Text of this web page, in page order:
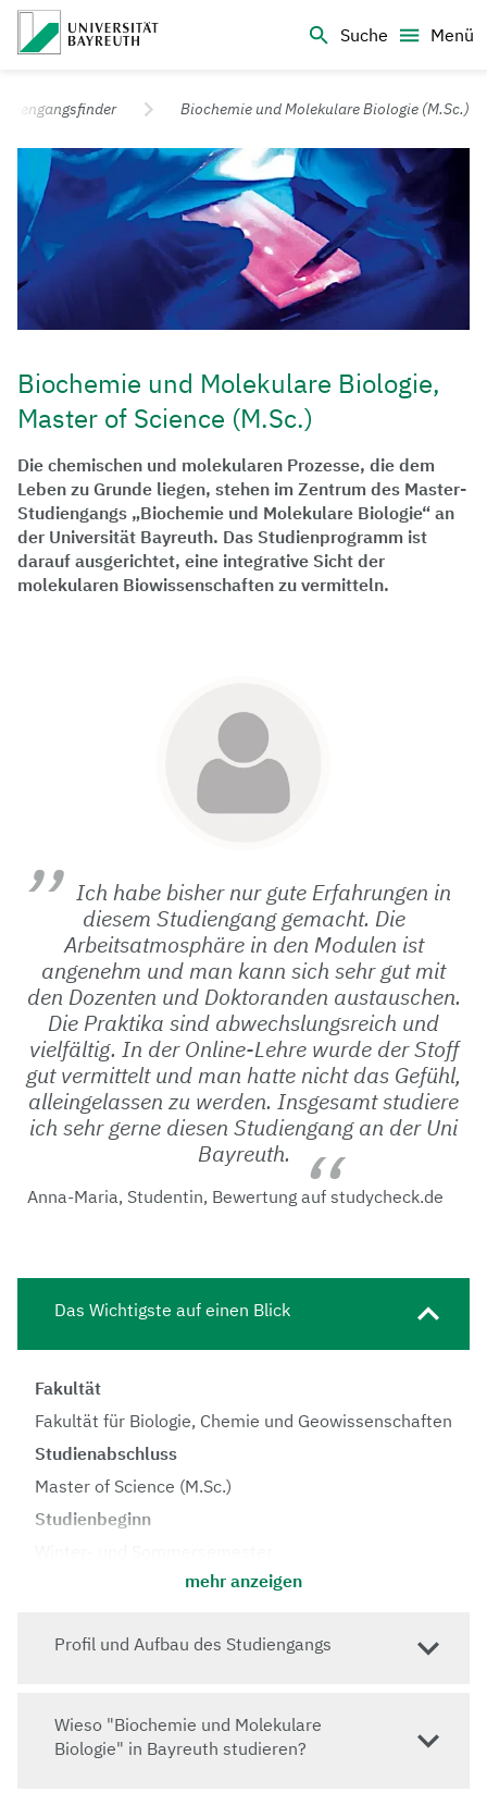
Suche
Menü
Universität Bayreuth – Deine Top-Campus-Uni
Biochemie und Molekulare Biologie (M.Sc.)
Biochemie und Molekulare Biologie,
Master of Science (M.Sc.)
Die chemischen und molekularen Prozesse, die dem
Leben zu Grunde liegen, stehen im Zentrum des Master-
Studiengangs „Biochemie und Molekulare Biologie“ an
der Universität Bayreuth. Das Studienprogramm ist
darauf ausgerichtet, eine integrative Sicht der
molekularen Biowissenschaften zu vermitteln.
Ich habe bisher nur gute Erfahrungen in
diesem Studiengang gemacht. Die
Arbeitsatmosphäre in den Modulen ist
angenehm und man kann sich sehr gut mit
den Dozenten und Doktoranden austauschen.
Die Praktika sind abwechslungsreich und
vielfältig. In der Online-Lehre wurde der Stoff
gut vermittelt und man hatte nicht das Gefühl,
alleingelassen zu werden. Insgesamt studiere
ich sehr gerne diesen Studiengang an der Uni
Bayreuth.
Anna-Maria, Studentin, Bewertung auf studycheck.de
Das Wichtigste auf einen Blick
Fakultät
Fakultät für Biologie, Chemie und Geowissenschaften
Studienabschluss
Master of Science (M.Sc.)
Studienbeginn
Vorlesungssprache
Zulassung
Sprachkenntnisse: Deutsch B2, Englisch B2
mehr anzeigen
Profil und Aufbau des Studiengangs
Wieso "Biochemie und Molekulare
Biologie" in Bayreuth studieren?